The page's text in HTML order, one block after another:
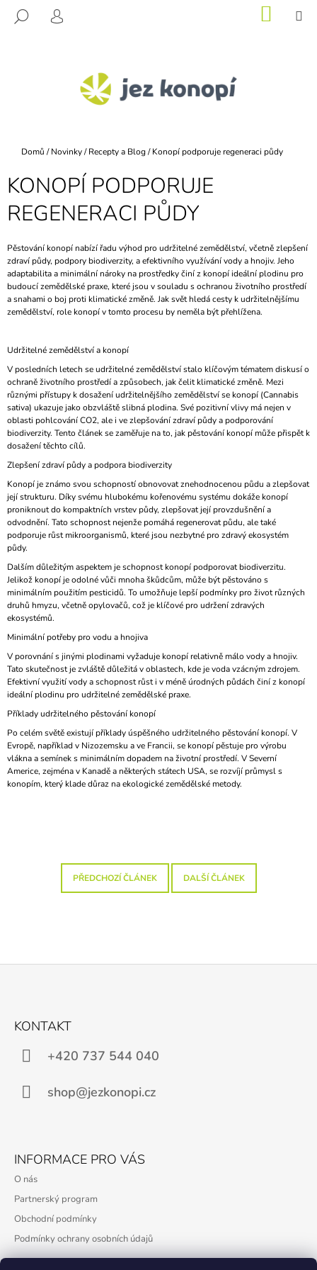
HLEDAT
PŘIHLÁŠENÍ KOŠÍK
Domů / Novinky/ Recepty a Blog/ Konopí podporuje regeneraci půdy
KONOPÍ PODPORUJE
REGENERACI PŮDY
Pěstování konopí nabízí řadu výhod pro udržitelné zemědělství, včetně zlepšení
zdraví půdy, podpory biodiverzity, a efektivního využívání vody a hnojiv. Jeho
adaptabilita a minimální nároky na prostředky činí z konopí ideální plodinu pro
budoucí zemědělské praxe, které jsou v souladu s ochranou životního prostředí
a snahami o boj proti klimatické změně. Jak svět hledá cesty k udržitelnějšímu
zemědělství, role konopí v tomto procesu by neměla být přehlížena.
Udržitelné zemědělství a konopí
V posledních letech se udržitelné zemědělství stalo klíčovým tématem diskusí o
ochraně životního prostředí a způsobech, jak čelit klimatické změně. Mezi
různými přístupy k dosažení udržitelnějšího zemědělství se konopí (Cannabis
sativa) ukazuje jako obzvláště slibná plodina. Své pozitivní vlivy má nejen v
oblasti pohlcování CO2, ale i ve zlepšování zdraví půdy a podporování
biodiverzity. Tento článek se zaměřuje na to, jak pěstování konopí může přispět k
dosažení těchto cílů.
Zlepšení zdraví půdy a podpora biodiverzity
Konopí je známo svou schopností obnovovat znehodnocenou půdu a zlepšovat
její strukturu. Díky svému hlubokému kořenovému systému dokáže konopí
proniknout do kompaktních vrstev půdy, zlepšovat její provzdušnění a
odvodnění. Tato schopnost nejenže pomáhá regenerovat půdu, ale také
podporuje růst mikroorganismů, které jsou nezbytné pro zdravý ekosystém
půdy.
Dalším důležitým aspektem je schopnost konopí podporovat biodiverzitu.
Jelikož konopí je odolné vůči mnoha škůdcům, může být pěstováno s
minimálním použitím pesticidů. To umožňuje lepší podmínky pro život různých
druhů hmyzu, včetně opylovačů, což je klíčové pro udržení zdravých
ekosystémů.
Minimální potřeby pro vodu a hnojiva
V porovnání s jinými plodinami vyžaduje konopí relativně málo vody a hnojiv.
Tato skutečnost je zvláště důležitá v oblastech, kde je voda vzácným zdrojem.
Efektivní využití vody a schopnost růst i v méně úrodných půdách činí z konopí
ideální plodinu pro udržitelné zemědělské praxe.
Příklady udržitelného pěstování konopí
Po celém světě existují příklady úspěšného udržitelného pěstování konopí. V
Evropě, například v Nizozemsku a ve Francii, se konopí pěstuje pro výrobu
vlákna a semínek s minimálním dopadem na životní prostředí. V Severní
Americe, zejména v Kanadě a některých státech USA, se rozvíjí průmysl s
konopím, který klade důraz na ekologické zemědělské metody.
PŘEDCHOZÍ ČLÁNEK DALŠÍ ČLÁNEK
T
E
B
U
J
E
T
E
N
J
Í
T
?
HLEDAT
D
O
P
O
R
U
Č
U
E
M
E
RANNÍ
BIO-
DETOX
99
Kč
KONTAKT
+420 737 544 040
shop@jezkonopi.cz
INFORMACE PRO VÁS
O nás
Partnerský program
Obchodní podmínky
Podmínky ochrany osobních údajů